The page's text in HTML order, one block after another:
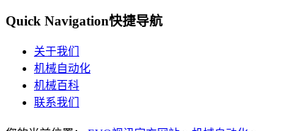
Quick Navigation快捷导航
关于我们
机械自动化
机械百科
联系我们